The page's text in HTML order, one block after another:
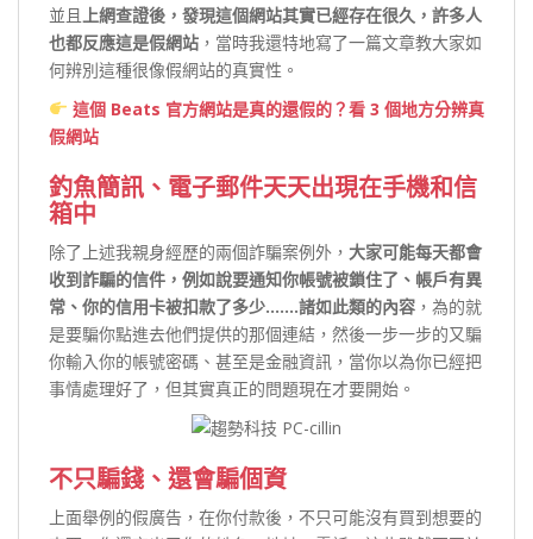
並且上網查證後，發現這個網站其實已經存在很久，許多人
也都反應這是假網站 ，當時我還特地寫了一篇文章教大家如
何辨別這種很像假網站的真實性。
這個 Beats 官方網站是真的還假的？看 3 個地方分辨真
假網站
釣魚簡訊、電子郵件天天出現在手機和信
箱中
除了上述我親身經歷的兩個詐騙案例外， 大家可能每天都會
收到詐騙的信件，例如說要通知你帳號被鎖住了、帳戶有異
常、你的信用卡被扣款了多少…….諸如此類的內容 ，為的就
是要騙你點進去他們提供的那個連結，然後一步一步的又騙
你輸入你的帳號密碼、甚至是金融資訊，當你以為你已經把
事情處理好了，但其實真正的問題現在才要開始。
不只騙錢、還會騙個資
上面舉例的假廣告，在你付款後，不只可能沒有買到想要的